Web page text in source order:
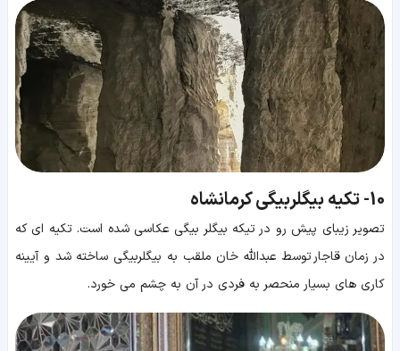
10- تکیه بیگلربیگی کرمانشاه
تصویر زیبای پیش رو در تیکه بیگلر بیگی عکاسی شده است. تکیه ای که
در زمان قاجار توسط عبدالله خان ملقب به بیگلربیگی ساخته شد و آیینه
کاری های بسیار منحصر به فردی در آن به چشم می خورد.